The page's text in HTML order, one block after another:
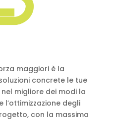
maggiori è la
concrete le tue
migliore dei modi la
l’ottimizzazione degli
con la massima